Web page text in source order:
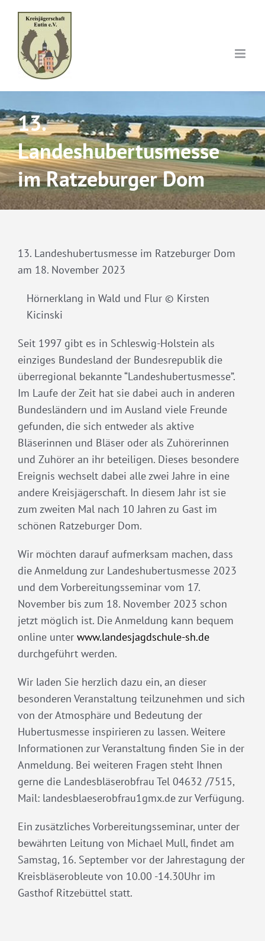
content
13.
Landeshubertusmesse
im Ratzeburger Dom
13. Landeshubertusmesse im Ratzeburger Dom
am 18. November 2023
Hörnerklang in Wald und Flur © Kirsten
Kicinski
Seit 1997 gibt es in Schleswig-Holstein als
einziges Bundesland der Bundesrepublik die
überregional bekannte “Landeshubertusmesse”.
Im Laufe der Zeit hat sie dabei auch in anderen
Bundesländern und im Ausland viele Freunde
gefunden, die sich entweder als aktive
Bläserinnen und Bläser oder als Zuhörerinnen
und Zuhörer an ihr beteiligen. Dieses besondere
Ereignis wechselt dabei alle zwei Jahre in eine
andere Kreisjägerschaft. In diesem Jahr ist sie
zum zweiten Mal nach 10 Jahren zu Gast im
schönen Ratzeburger Dom.
Wir möchten darauf aufmerksam machen, dass
die Anmeldung zur Landeshubertusmesse 2023
und dem Vorbereitungsseminar vom 17.
November bis zum 18. November 2023 schon
jetzt möglich ist. Die Anmeldung kann bequem
online unter www.landesjagdschule-sh.de
durchgeführt werden.
Wir laden Sie herzlich dazu ein, an dieser
besonderen Veranstaltung teilzunehmen und sich
von der Atmosphäre und Bedeutung der
Hubertusmesse inspirieren zu lassen. Weitere
Informationen zur Veranstaltung finden Sie in der
Anmeldung. Bei weiteren Fragen steht Ihnen
gerne die Landesbläserobfrau Tel 04632 /7515,
Mail: landesblaeserobfrau1gmx.de zur Verfügung.
Ein zusätzliches Vorbereitungsseminar, unter der
bewährten Leitung von Michael Mull, findet am
Samstag, 16. September vor der Jahrestagung der
Kreisbläserobleute von 10.00 -14.30Uhr im
Gasthof Ritzebüttel statt.